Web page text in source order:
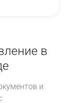
в
и